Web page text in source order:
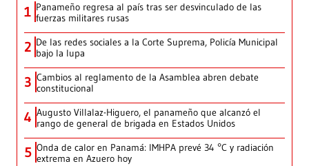
1 Panameño regresa al país tras ser desvinculado de las
fuerzas militares rusas
2 De las redes sociales a la Corte Suprema, Policía Municipal
bajo la lupa
3 Cambios al reglamento de la Asamblea abren debate
constitucional
4 Augusto Villalaz-Higuero, el panameño que alcanzó el
rango de general de brigada en Estados Unidos
5 Onda de calor en Panamá: IMHPA prevé 34 °C y radiación
extrema en Azuero hoy